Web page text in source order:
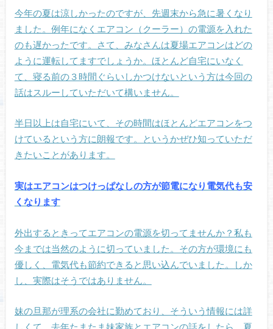
今年の夏は涼しかったのですが、先週末から急に暑くなり
ました。例年になくエアコン（クーラー）の電源を入れた
のも遅かったです。さて、みなさんは夏場エアコンはどの
ように運転してますでしょうか。ほとんど自宅にいなく
て、寝る前の３時間ぐらいしかつけないという方は今回の
話はスルーしていただいて構いません。
半日以上は自宅にいて、その時間はほとんどエアコンをつ
けているという方に朗報です。というかぜひ知っていただ
きたいことがあります。
実はエアコンはつけっぱなしの方が節電になり電気代も安
くなります
外出するときってエアコンの電源を切ってませんか？私も
今までは当然のように切っていました。その方が環境にも
優しく、電気代も節約できると思い込んでいました。しか
し、実際はそうではありません。
妹の旦那が理系の会社に勤めており、そういう情報には詳
しくて、去年たまたま妹家族とエアコンの話をしたら、夏